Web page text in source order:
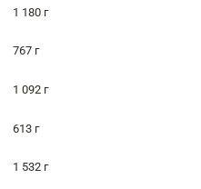
1 180 г
767 г
1 092 г
613 г
1 532 г